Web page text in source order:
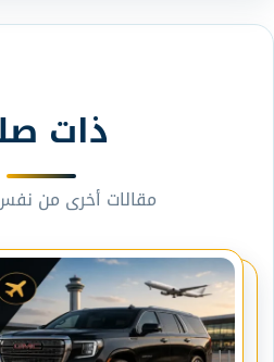
ذات
مقالات أخرى من